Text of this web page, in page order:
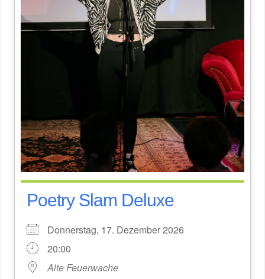
Poetry Slam Deluxe
Donnerstag, 17. Dezember 2026
20:00
Alte Feuerwache